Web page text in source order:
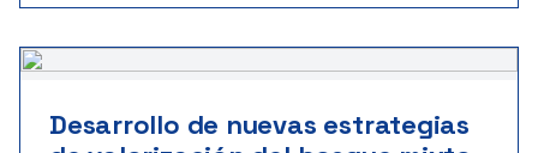
Desarrollo de nuevas estrategias